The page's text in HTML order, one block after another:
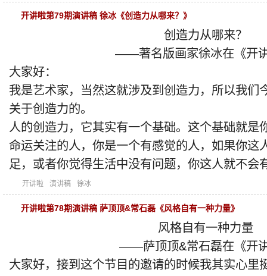
开讲啦第79期演讲稿 徐冰《创造力从哪来？》
创造力从哪来？
——著名版画家徐冰在《开
大家好：
我是艺术家，当然这就涉及到创造力，所以我们
关于创造力的。
人的创造力，它其实有一个基础。这个基础就是
命运关注的人，你是一个有感觉的人，如果你这
足，或者你觉得生活中没有问题，你这人就不会
开讲啦 演讲稿 徐冰
开讲啦第78期演讲稿 萨顶顶&常石磊《风格自有一种力量》
风格自有一种力量
——萨顶顶&常石磊在《开
大家好，接到这个节目的邀请的时候我其实心里